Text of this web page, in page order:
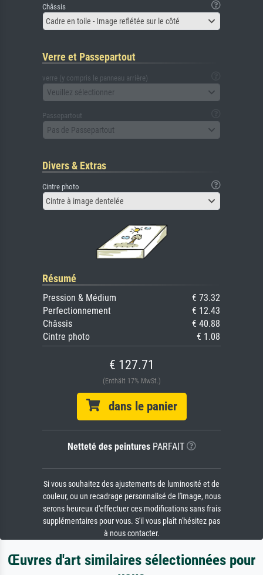
Châssis
Cadre en toile - Image reflétée sur le côté
Verre et Passepartout
verre (y compris le panneau arrière)
Veuillez sélectionner
Passepartout
Pas de Passepartout
Divers & Extras
Cintre photo
Cintre à image dentelée
Résumé
Pression & Médium
€ 73.32
Perfectionnement
€ 12.43
Châssis
€ 40.88
Cintre photo
€ 1.08
€ 127.71
(Enthält 17% MwSt.)
dans le panier
Netteté des peinturesPARFAIT
Si vous souhaitez des ajustements de luminosité et de
couleur, ou un recadrage personnalisé de l'image, nous
serons heureux d'effectuer ces modifications sans frais
supplémentaires pour vous. S'il vous plaît n'hésitez pas
à nous contacter.
Œuvres d'art similaires sélectionnées pour